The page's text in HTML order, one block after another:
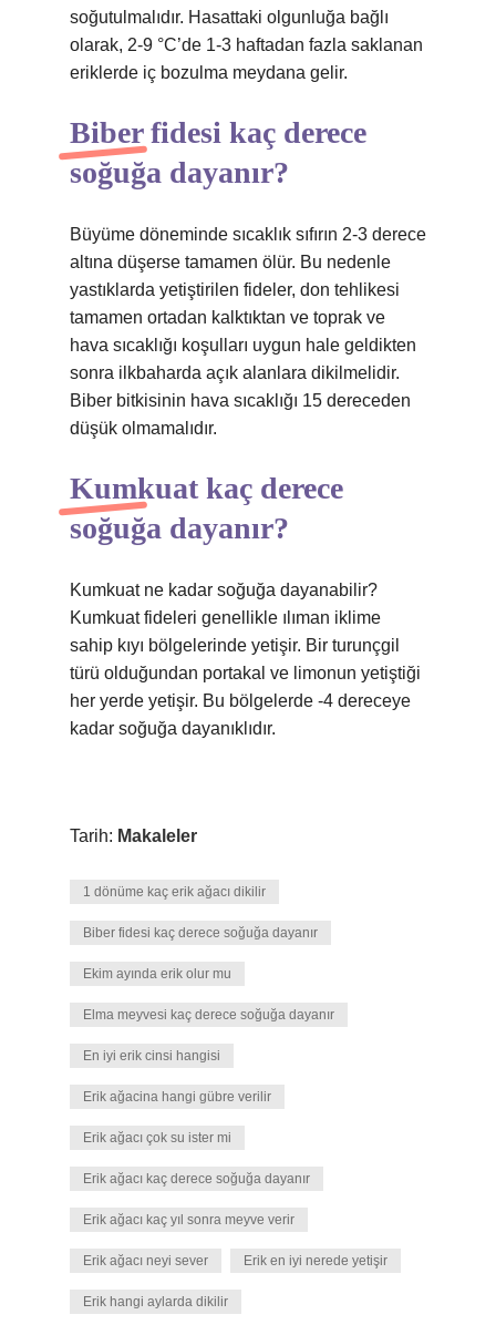
soğutulmalıdır. Hasattaki olgunluğa bağlı
olarak, 2-9 °C’de 1-3 haftadan fazla saklanan
eriklerde iç bozulma meydana gelir.
Biber fidesi kaç derece
soğuğa dayanır?
Büyüme döneminde sıcaklık sıfırın 2-3 derece
altına düşerse tamamen ölür. Bu nedenle
yastıklarda yetiştirilen fideler, don tehlikesi
tamamen ortadan kalktıktan ve toprak ve
hava sıcaklığı koşulları uygun hale geldikten
sonra ilkbaharda açık alanlara dikilmelidir.
Biber bitkisinin hava sıcaklığı 15 dereceden
düşük olmamalıdır.
Kumkuat kaç derece
soğuğa dayanır?
Kumkuat ne kadar soğuğa dayanabilir?
Kumkuat fideleri genellikle ılıman iklime
sahip kıyı bölgelerinde yetişir. Bir turunçgil
türü olduğundan portakal ve limonun yetiştiği
her yerde yetişir. Bu bölgelerde -4 dereceye
kadar soğuğa dayanıklıdır.
Tarih: Makaleler
1 dönüme kaç erik ağacı dikilir
Biber fidesi kaç derece soğuğa dayanır
Ekim ayında erik olur mu
Elma meyvesi kaç derece soğuğa dayanır
En iyi erik cinsi hangisi
Erik ağacina hangi gübre verilir
Erik ağacı çok su ister mi
Erik ağacı kaç derece soğuğa dayanır
Erik ağacı kaç yıl sonra meyve verir
Erik ağacı neyi sever Erik en iyi nerede yetişir
Erik hangi aylarda dikilir